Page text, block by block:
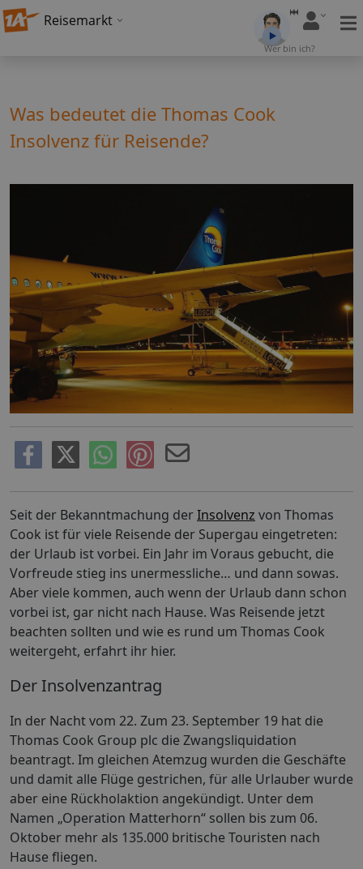
Reisemarkt
Wer bin ich?
Was bedeutet die Thomas Cook
Insolvenz für Reisende?
Seit der Bekanntmachung derInsolvenz von Thomas
Cook ist für viele Reisende der Supergau eingetreten:
der Urlaub ist vorbei. Ein Jahr im Voraus gebucht, die
Vorfreude stieg ins unermessliche… und dann sowas.
Aber viele kommen, auch wenn der Urlaub dann schon
vorbei ist, gar nicht nach Hause. Was Reisende jetzt
beachten sollten und wie es rund um Thomas Cook
weitergeht, erfahrt ihr hier.
Der Insolvenzantrag
In der Nacht vom 22. Zum 23. September 19 hat die
Thomas Cook Group plc die Zwangsliquidation
beantragt. Im gleichen Atemzug wurden die Geschäfte
und damit alle Flüge gestrichen, für alle Urlauber wurde
aber eine Rückholaktion angekündigt. Unter dem
Namen „Operation Matterhorn“ sollen bis zum 06.
Oktober mehr als 135.000 britische Touristen nach
Hause fliegen.